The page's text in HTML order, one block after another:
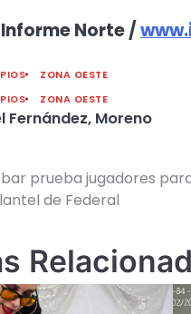
Norte /
ZONA OESTE
ZONA OESTE
Fernández, Moreno
prueba jugadores
de Federal